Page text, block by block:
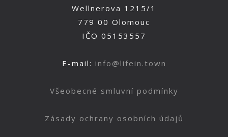
Wellnerova 1215/1
779 00 Olomouc
IČO 05153557
E-mail: info@lifein.town
Všeobecné smluvní podmínky
Zásady ochrany osobních údajů